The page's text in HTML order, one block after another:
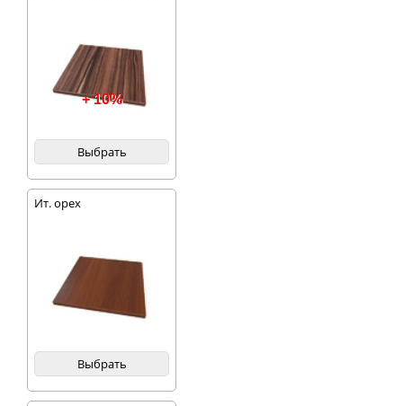
+ 10%
Выбрать
Ит. орех
Выбрать